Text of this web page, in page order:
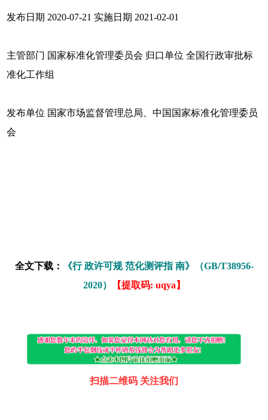
发布日期 2020-07-21 实施日期 2021-02-01
主管部门 国家标准化管理委员会 归口单位 全国行政审批标
准化工作组
发布单位 国家市场监督管理总局、中国国家标准化管理委员
会
全文下载：
《行 政许可规 范化测评指 南》（GB/T38956-
2020）
【提取码: uqya】
扫描二维码 关注我们